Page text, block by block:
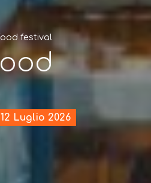
festival
Luglio 2026